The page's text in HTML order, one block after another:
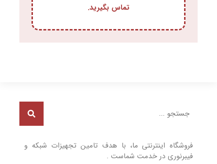
تماس بگیرید.
فروشگاه اینترنتی ما، با هدف تامین تجهیزات شبکه و
فیبرنوری در خدمت شماست .